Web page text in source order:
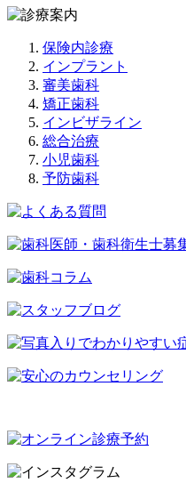
保険内診療
インプラント
審美歯科
矯正歯科
インビザライン
総合治療
小児歯科
予防歯科